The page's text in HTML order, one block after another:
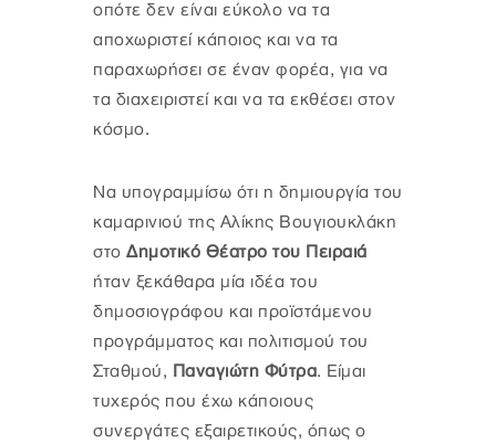
οπότε δεν είναι εύκολο να τα
αποχωριστεί κάποιος και να τα
παραχωρήσει σε έναν φορέα, για να
τα διαχειριστεί και να τα εκθέσει στον
κόσμο.
Να υπογραμμίσω ότι η δημιουργία του
καμαρινιού της Αλίκης Βουγιουκλάκη
στο Δημοτικό Θέατρο του Πειραιά
ήταν ξεκάθαρα μία ιδέα του
δημοσιογράφου και προϊστάμενου
προγράμματος και πολιτισμού του
Σταθμού, Παναγιώτη Φύτρα. Είμαι
τυχερός που έχω κάποιους
συνεργάτες εξαιρετικούς, όπως ο